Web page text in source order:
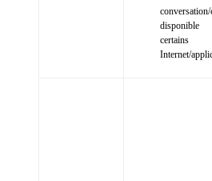
conversation/
certains
Internet/